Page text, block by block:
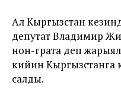
Ал Кыргызстан
депутат Владимир
нон-грата деп
кийин Кыргызстанга
салды.